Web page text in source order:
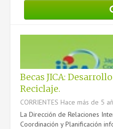
PRENSA
COOPERACIÓN INTERNACIONAL
CONTACTO
Becas JICA:
Reciclaje.
CORRIENTES Hace más de 5
La Dirección de Relaciones
Coordinación y Planificación